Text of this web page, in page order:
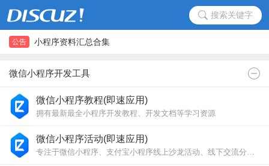
搜索关键字
公告
小程序资料汇总合集
微信小程序开发工具
微信小程序教程(即速应用)
拥有最新最全小程序开发教程、开发文档等学习资源
微信小程序活动(即速应用)
专注于微信小程序、支付宝小程序线上沙龙活动、线下交流分享会议与小程序开发设计大赛